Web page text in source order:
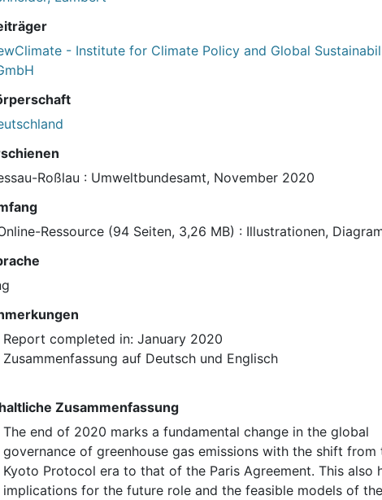
- Institute for Climate Policy and Global
Roßlau : Umweltbundesamt, November 2020
Ressource (94 Seiten, 3,26 MB) : Illustrationen,
Report completed in: January 2020
Zusammenfassung auf Deutsch und Englisch
Zusammenfassung
The end of 2020 marks a fundamental change in the global
governance of greenhouse gas emissions with the shift from
Kyoto Protocol era to that of the Paris Agreement. This also
implications for the future role and the feasible models of the